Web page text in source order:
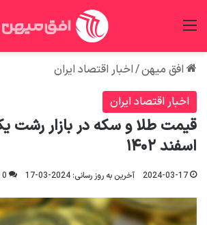
افق میهن/اخبار اقتصاد ایران
اخبار اقتصاد ایران
اسفند ۱۴۰۲
2024-03-17 آخرین به روز رسانی: 2024-03-17 0